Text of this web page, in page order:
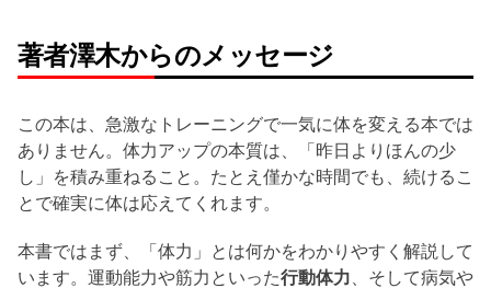
著者澤木からのメッセージ
この本は、急激なトレーニングで一気に体を変える本では
ありません。体力アップの本質は、「昨日よりほんの少
し」を積み重ねること。たとえ僅かな時間でも、続けるこ
とで確実に体は応えてくれます。
本書ではまず、「体力」とは何かをわかりやすく解説して
います。運動能力や筋力といった行動体力 、そして病気や